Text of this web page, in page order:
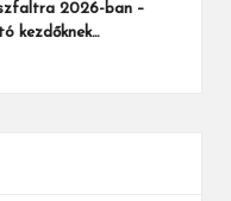
2026-ban –
kezdőknek…